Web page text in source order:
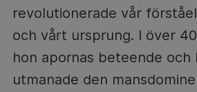
revolutionerade vår
och vårt ursprung. I över
hon apornas beteende och
utmanade den